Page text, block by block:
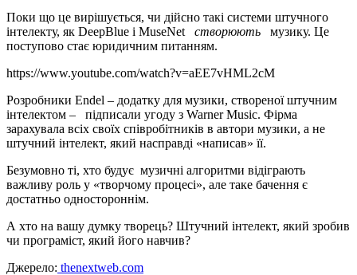
Поки що це вирішується, чи дійсно такі системи штучного
інтелекту, як DeepBlue і MuseNet створюють музику. Це
поступово стає юридичним питанням.
https://www.youtube.com/watch?v=aEE7vHML2cM
Розробники Endel – додатку для музики, створеної штучним
інтелектом – підписали угоду з Warner Music. Фірма
зарахувала всіх своїх співробітників в автори музики, а не
штучний інтелект, який насправді «написав» її.
Безумовно ті, хто будує музичні алгоритми відіграють
важливу роль у «творчому процесі», але таке бачення є
достатньо одностороннім.
А хто на вашу думку творець? Штучний інтелект, який зробив
чи програміст, який його навчив?
Джерело: thenextweb.com